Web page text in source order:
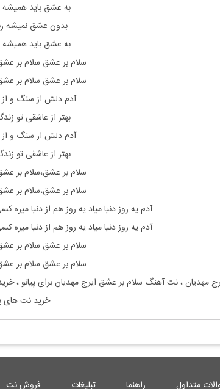
به عشق باید همیشه
بدون عشق نمیشه
به عشق باید همیشه
سلام بر عشق سلام بر
سلام بر عشق سلام بر
آدم دلش از سنگ و
بهتر از عاشقی تو
آدم دلش از سنگ و
بهتر از عاشقی تو
سلام بر عشق،سلام بر
سلام بر عشق،سلام بر
آدم یه روز دنیا میاد یه روز هم از دنیا میره
آدم یه روز دنیا میاد یه روز هم از دنیا میره
سلام بر عشق سلام بر
سلام بر عشق سلام بر
مهدیان، نت آهنگ سلام بر عشق ایرج مهدیانبرای پیانو ،
خرید نت های
متداول راهنما تبلیغات فروش نت